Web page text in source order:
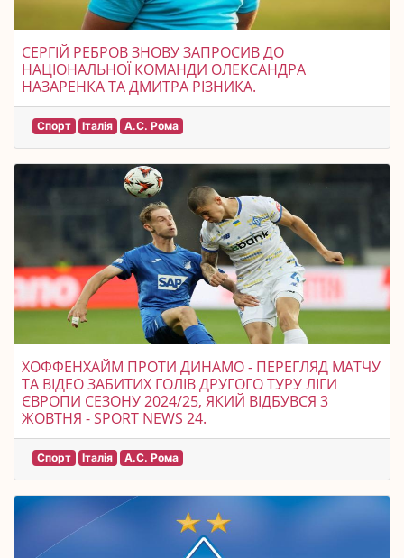
СЕРГІЙ РЕБРОВ ЗНОВУ ЗАПРОСИВ ДО
НАЦІОНАЛЬНОЇ КОМАНДИ ОЛЕКСАНДРА
НАЗАРЕНКА ТА ДМИТРА РІЗНИКА.
Спорт Італія А.С. Рома
ХОФФЕНХАЙМ ПРОТИ ДИНАМО - ПЕРЕГЛЯД МАТЧУ
ТА ВІДЕО ЗАБИТИХ ГОЛІВ ДРУГОГО ТУРУ ЛІГИ
ЄВРОПИ СЕЗОНУ 2024/25, ЯКИЙ ВІДБУВСЯ 3
ЖОВТНЯ - SPORT NEWS 24.
Спорт Італія А.С. Рома